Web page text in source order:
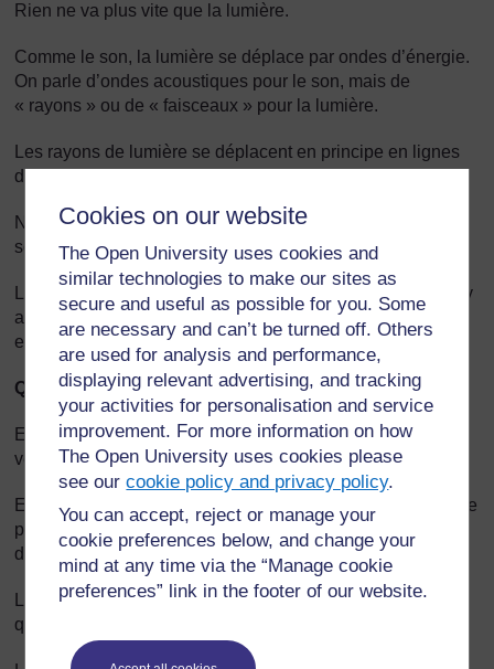
Cookies on our website
The Open University uses cookies and
similar technologies to make our sites as
secure and useful as possible for you. Some
are necessary and can’t be turned off. Others
are used for analysis and performance,
displaying relevant advertising, and tracking
your activities for personalisation and service
improvement. For more information on how
The Open University uses cookies please
see ourcookie policy and privacy policy.
You can accept, reject or manage your
cookie preferences below, and change your
mind at any time via the “Manage cookie
preferences” link in the footer of our website.
Rien ne va plus vite que la lumière.
Comme le son, la lumière se déplace par ondes d’énergie.
On parle d’ondes acoustiques pour le son, mais de
« rayons » ou de « faisceaux » pour la lumière.
Les rayons de lumière se déplacent en principe en lignes
droites qui rayonnent depuis une source.
Nous voyons les objets parce que les rayons de lumière
sont renvoyés des objets (ils sont réfléchis).
L’obscurité est causée par une absence de lumière. S’il n’y
a aucune source de lumière pour réfléchir les objets, tout
est sombre et on ne peut rien voir.
Qu’arrive-t-il à la lumière qui se déplace ?
Elle passe directement à travers les objets transparents (le
verre, l‘eau, le plastique transparent, etc.).
Elle passe partiellement à travers les objets translucides (le
papier sulfurisé, les mouchoirs en papier, le verre teinté ou
dépoli, la brume et les nuages, etc.)
La lumière est bloquée par les objets opaques – c’est ce
qui provoque les ombres.